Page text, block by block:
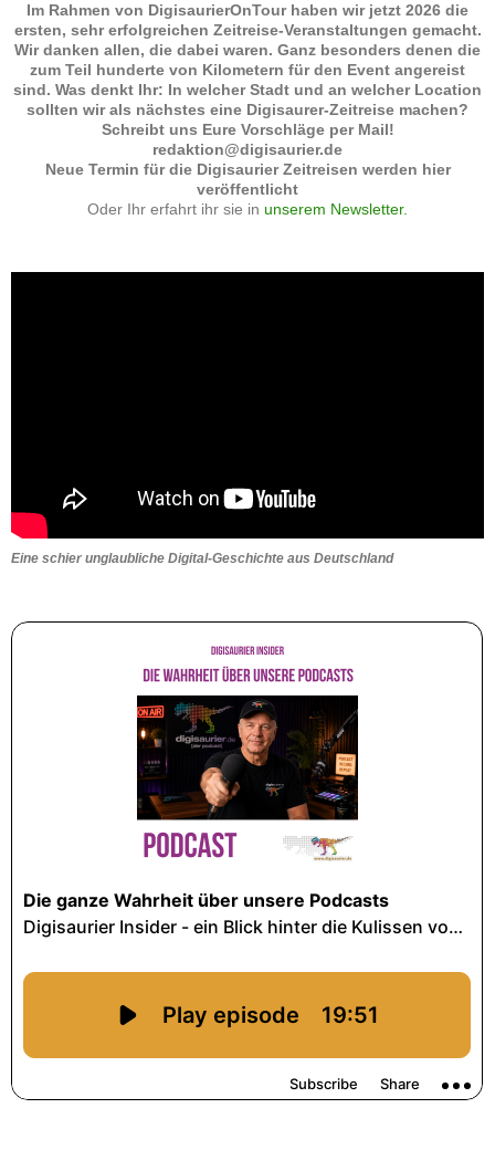
Im Rahmen von DigisaurierOnTour haben wir jetzt 2026 die
ersten, sehr erfolgreichen Zeitreise-Veranstaltungen gemacht.
Wir danken allen, die dabei waren. Ganz besonders denen die
zum Teil hunderte von Kilometern für den Event angereist
sind. Was denkt Ihr: In welcher Stadt und an welcher Location
sollten wir als nächstes eine Digisaurer-Zeitreise machen?
Schreibt uns Eure Vorschläge per Mail!
redaktion@digisaurier.de
Neue Termin für die Digisaurier Zeitreisen werden hier
veröffentlicht
Oder Ihr erfahrt ihr sie in unserem Newsletter.
Eine schier unglaubliche Digital-Geschichte aus Deutschland